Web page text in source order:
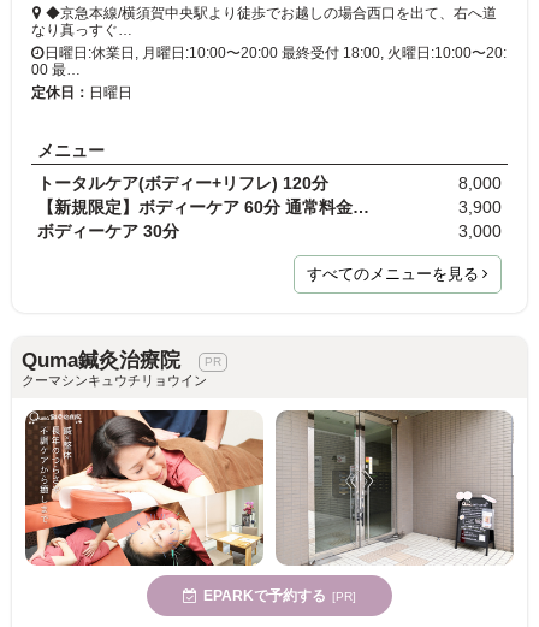
◆京急本線/横須賀中央駅より徒歩でお越しの場合西口を出て、右へ道
なり真っすぐ…
日曜日:休業日, 月曜日:10:00〜20:00 最終受付 18:00, 火曜日:10:00〜20:
00 最…
定休日： 日曜日
メニュー
トータルケア(ボディー+リフレ) 120分
8,000
【新規限定】ボディーケア 60分 通常料金4,000円
3,900
ボディーケア 30分
3,000
すべてのメニューを見る
Quma鍼灸治療院
クーマシンキュウチリョウイン
EPARKで予約する [PR]